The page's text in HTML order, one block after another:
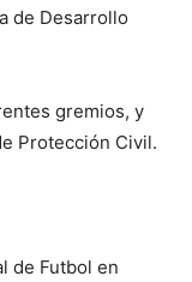
de Desarrollo
gremios, y
Protección Civil.
de Futbol en